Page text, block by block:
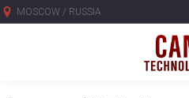
MOSCOW / RUSSIA